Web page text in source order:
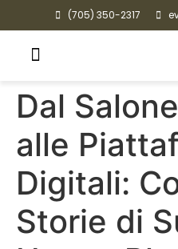
(705) 350-2317
Dal
alle
Digitali:
Storie di